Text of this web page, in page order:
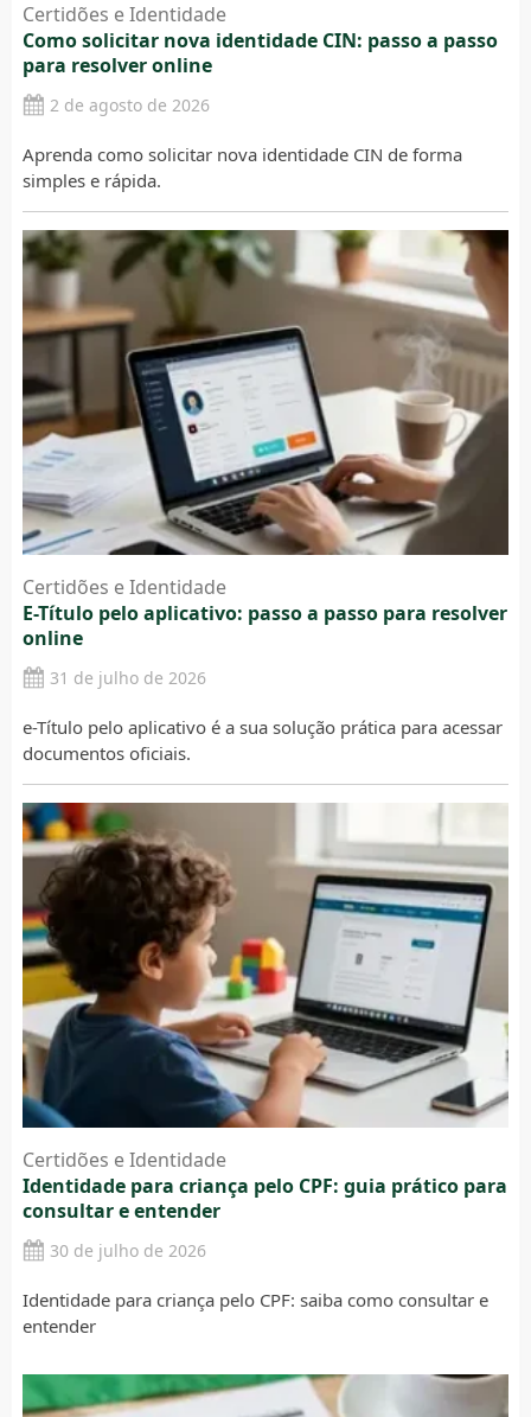
Certidões e Identidade
Como solicitar nova identidade CIN: passo a passo
para resolver online
2 de agosto de 2026
Aprenda como solicitar nova identidade CIN de forma
simples e rápida.
Certidões e Identidade
E-Título pelo aplicativo: passo a passo para resolver
online
31 de julho de 2026
e-Título pelo aplicativo é a sua solução prática para acessar
documentos oficiais.
Certidões e Identidade
Identidade para criança pelo CPF: guia prático para
consultar e entender
30 de julho de 2026
Identidade para criança pelo CPF: saiba como consultar e
entender